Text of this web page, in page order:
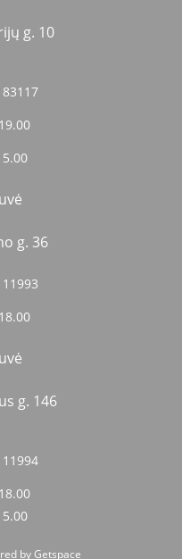
g. 10
g. 36
g. 146
byGetspace